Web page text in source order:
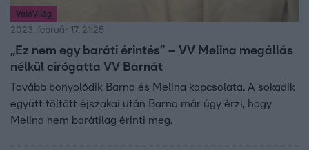
ValóVilág
2023. február 17. 21:25
„Ez nem egy baráti érintés” – VV Melina megállás
nélkül cirógatta VV Barnát
Tovább bonyolódik Barna és Melina kapcsolata. A sokadik
együtt töltött éjszakai után Barna már úgy érzi, hogy
Melina nem barátilag érinti meg.